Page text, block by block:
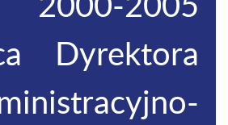
Dyrektora